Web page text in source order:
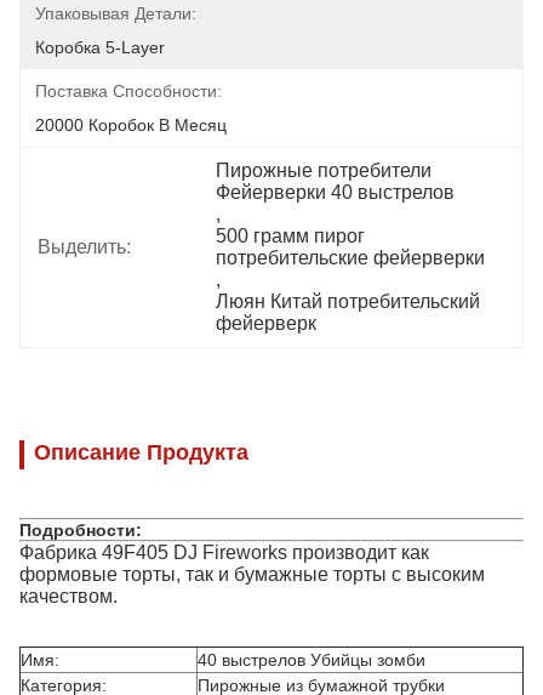
Упаковывая Детали:
Коробка 5-Layer
Поставка Способности:
20000 Коробок В Месяц
Выделить:
Пирожные потребители
Фейерверки 40 выстрелов
,
500 грамм пирог
потребительские фейерверки
,
Люян Китай потребительский
фейерверк
Описание Продукта
Подробности:
Фабрика 49F405 DJ Fireworks производит как
формовые торты, так и бумажные торты с высоким
качеством.
Имя:
40 выстрелов Убийцы зомби
Категория:
Пирожные из бумажной трубки